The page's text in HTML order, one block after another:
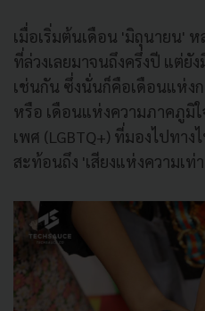
เมื่อเริ่มต้นเดือน 'มิถุนายน' ห
ที่ล่วงเลยมาจนถึงครึ่งปี แต่ยั
เช่นกัน ซึ่งนั่นก็คือเดือนแห่งก
หรือ เดือนแห่งความภาคภูมิ
เพศ (LGBTQ+) ที่มองไปทา
สะท้อนถึง 'เสียงแห่งความเท่